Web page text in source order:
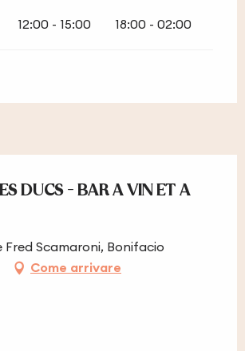
12:00 - 15:00 18:00 - 02:00
DUCS - BAR A VIN ET A
Fred Scamaroni, Bonifacio
Come arrivare